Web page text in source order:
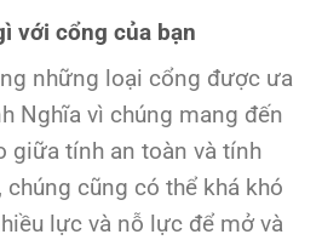
với cổng của bạn
những loại cổng được ưa
Nghĩa vì chúng mang đến
giữa tính an toàn và tính
chúng cũng có thể khá khó
lực và nỗ lực để mở và